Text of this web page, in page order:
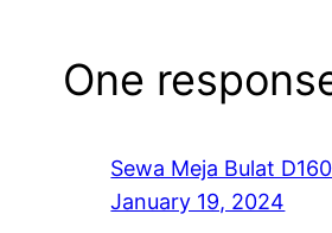
One
Sewa Meja Bulat
January 19, 2024